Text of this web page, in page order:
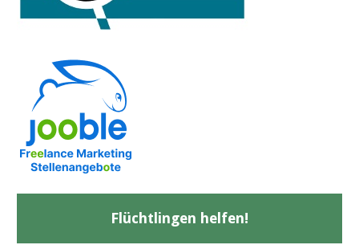
Flüchtlingen helfen!